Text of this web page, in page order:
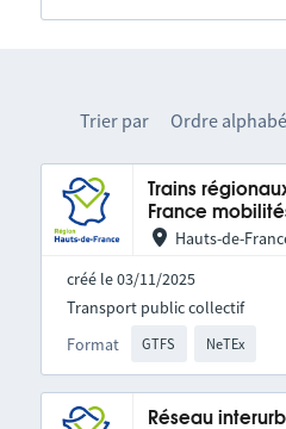
Trier par Ordre
Trains
France
Hauts-de-
créé le 03/11/2025
Format GTFS NeTEx
Transport public collectif
Réseau